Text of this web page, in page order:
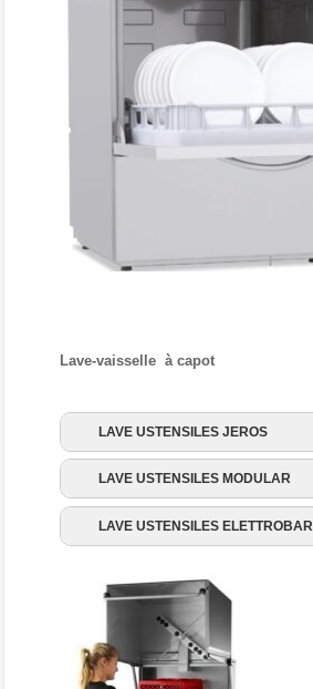
Lave-vaisselle à capot
LAVE USTENSILES JEROS
LAVE USTENSILES MODULAR
LAVE USTENSILES ELETTROBAR